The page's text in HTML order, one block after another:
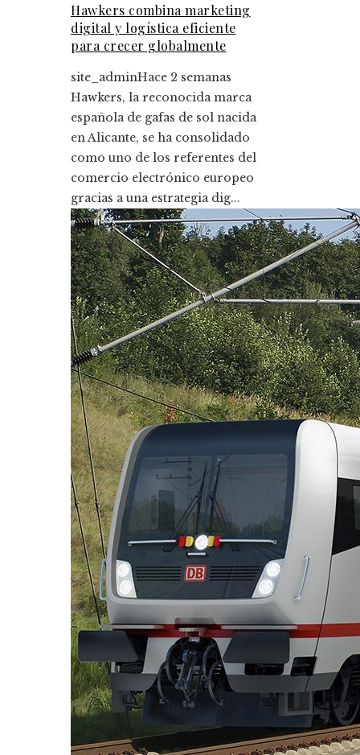
Hawkers combina marketing
digital y logística eficiente
para crecer globalmente
site_adminHace 2 semanas
Hawkers, la reconocida marca
española de gafas de sol nacida
en Alicante, se ha consolidado
como uno de los referentes del
comercio electrónico europeo
gracias a una estrategia dig...